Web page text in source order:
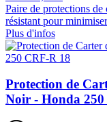
Paire de protections
résistant pour
Plus d'infos
Protection de
Noir - Honda